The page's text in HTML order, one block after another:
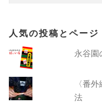
人気の投稿とページ
永谷
〈番
法